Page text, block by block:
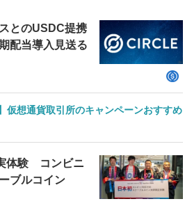
とのUSDC提携
配当導入見送る
仮想通貨取引所のキャンペーンおすすめ
体験 コンビニ
ブルコイン